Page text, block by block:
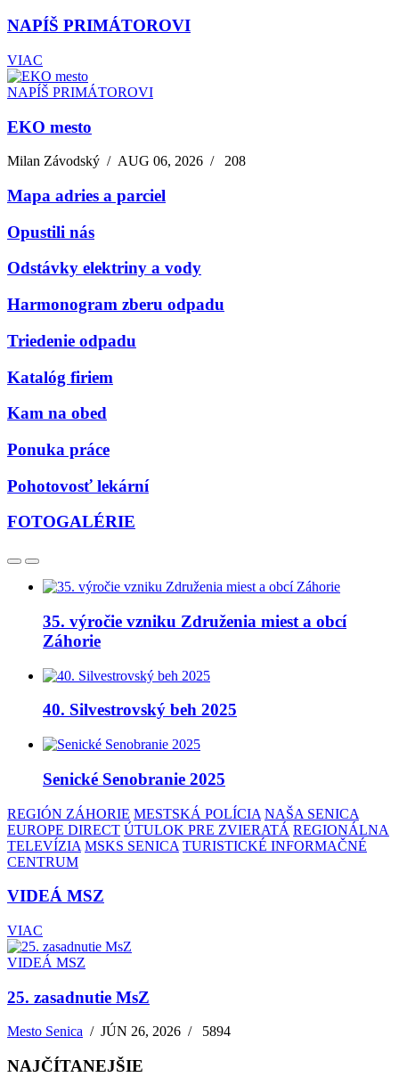
NAPÍŠ PRIMÁTOROVI
VIAC
NAPÍŠ PRIMÁTOROVI
EKO mesto
Milan Závodský /AUG 06, 2026 / 208
Mapa adries a parciel
Opustili nás
Odstávky elektriny a vody
Harmonogram zberu odpadu
Triedenie odpadu
Katalóg firiem
Kam na obed
Ponuka práce
Pohotovosť lekární
FOTOGALÉRIE
35. výročie vzniku Združenia miest a obcí
Záhorie
40. Silvestrovský beh 2025
Senické Senobranie 2025
REGIÓN ZÁHORIE MESTSKÁ POLÍCIA NAŠA SENICA
EUROPE DIRECT ÚTULOK PRE ZVIERATÁ REGIONÁLNA
TELEVÍZIA MSKS SENICA TURISTICKÉ INFORMAČNÉ
CENTRUM
VIDEÁ MSZ
VIAC
VIDEÁ MSZ
25. zasadnutie MsZ
Mesto Senica /JÚN 26, 2026 / 5894
NAJČÍTANEJŠIE